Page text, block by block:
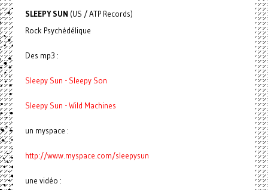
SLEEPY SUN (US / ATP Records)
Rock Psychédélique
Des mp3 :
Sleepy Sun - Sleepy Son
Sleepy Sun - Wild Machines
un myspace :
http://www.myspace.com/sleepysun
une vidéo :